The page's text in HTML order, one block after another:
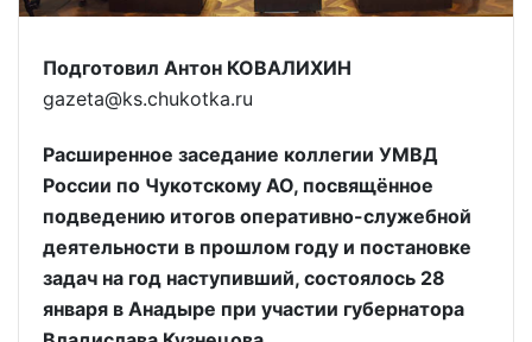
Подготовил Антон КОВАЛИХИН
gazeta@ks.chukotka.ru
Расширенное заседание коллегии УМВД
России по Чукотскому АО, посвящённое
подведению итогов оперативно-служебной
деятельности в прошлом году и постановке
задач на год наступивший, состоялось 28
января в Анадыре при участии губернатора